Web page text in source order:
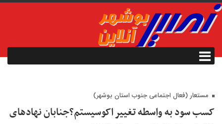
مستعار (فعال اجتماعی جنوب استان بوشهر)
کسب سود به واسطه تغییر اکوسیستم؟جنابان نهادهای